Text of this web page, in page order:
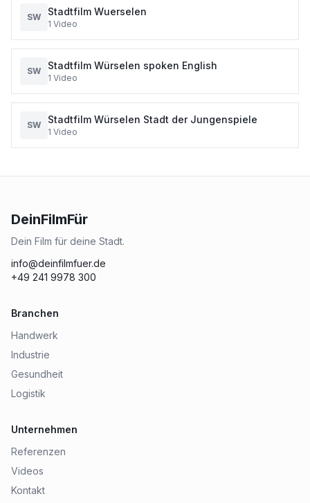
SW Stadtfilm Wuerselen
1 Video
SW Stadtfilm Würselen spoken English
1 Video
SW Stadtfilm Würselen Stadt der Jungenspiele
1 Video
DeinFilmFür
Dein Film für deine Stadt.
info@deinfilmfuer.de
+49 241 9978 300
Branchen
Handwerk
Industrie
Gesundheit
Logistik
Unternehmen
Referenzen
Videos
Kontakt